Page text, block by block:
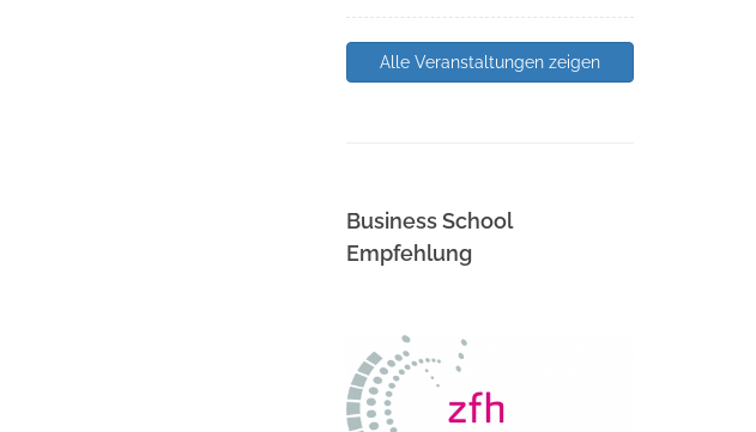
Alle Veranstaltungen zeigen
Business School
Empfehlung